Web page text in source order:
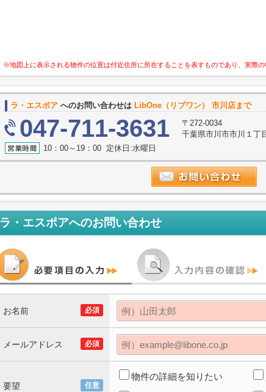
※地図上に表示される物件の位置は付近住所に所在することを表すものであり、実際の
ラ・エスポア へのお問い合わせは LibOne（リブワン） 市川店まで
047-711-3631
〒272-0034
千葉県市川市市川１丁
10：00～19：00 定休日:水曜日
ラ・エスポアへのお問い合わせ
必須
お名前
必須
メールアドレス
任意
要望
物件の詳細を知りたい